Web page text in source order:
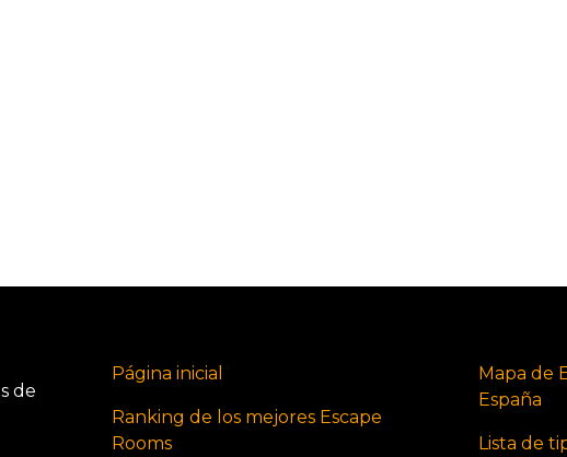
de
Página inicial
Ranking de los mejores Escape
Rooms
Mapa de
España
Lista de